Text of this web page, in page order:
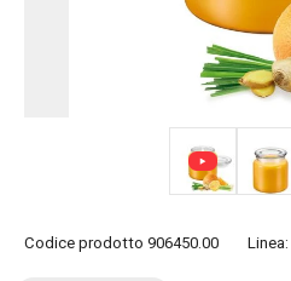
Codice prodotto 906450.00 Linea: